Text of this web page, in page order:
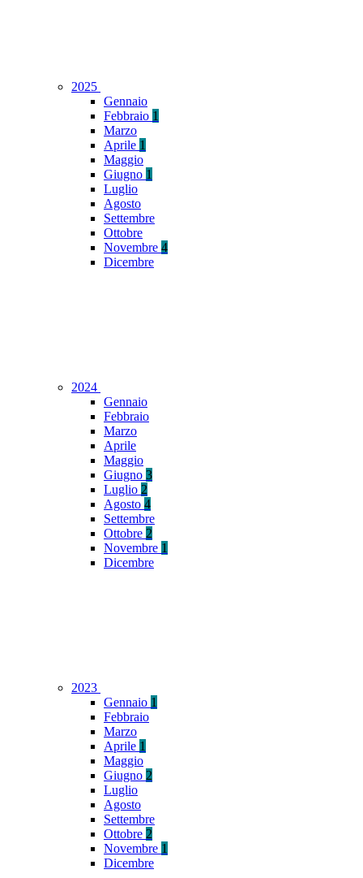
2025
Gennaio
Febbraio 1
Marzo
Aprile 1
Maggio
Giugno 1
Luglio
Agosto
Settembre
Ottobre
Novembre 4
Dicembre
2024
Gennaio
Febbraio
Marzo
Aprile
Maggio
Giugno 3
Luglio 2
Agosto 4
Settembre
Ottobre 2
Novembre 1
Dicembre
2023
Gennaio 1
Febbraio
Marzo
Aprile 1
Maggio
Giugno 2
Luglio
Agosto
Settembre
Ottobre 2
Novembre 1
Dicembre